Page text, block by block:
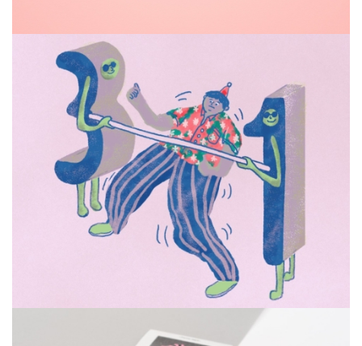
Bracken Chant